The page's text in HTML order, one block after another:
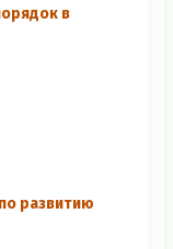
в
развитию